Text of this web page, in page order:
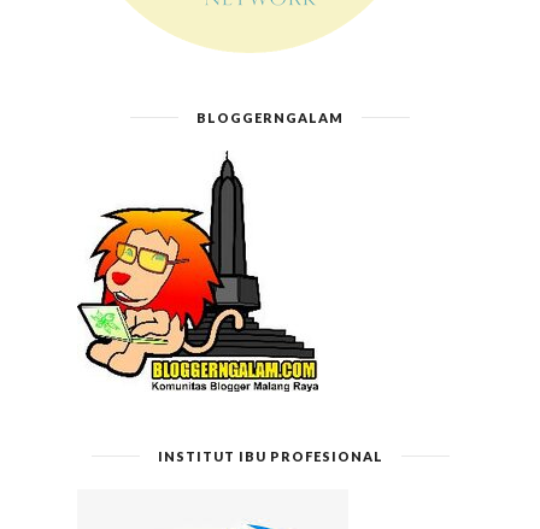
BLOGGERNGALAM
INSTITUT IBU PROFESIONAL